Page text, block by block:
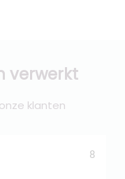
verwerkt
klanten
8